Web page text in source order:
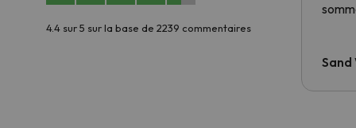
4.4 sur 5 sur la base de 2239 commentaires
Sand